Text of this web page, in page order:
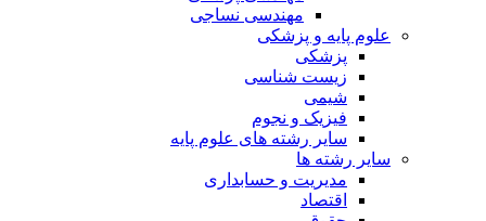
مهندسی نساجی
علوم پایه و پزشکی
پزشکی
زیست شناسی
شیمی
فیزیک و نجوم
سایر رشته های علوم پایه
سایر رشته ها
مدیریت و حسابداری
اقتصاد